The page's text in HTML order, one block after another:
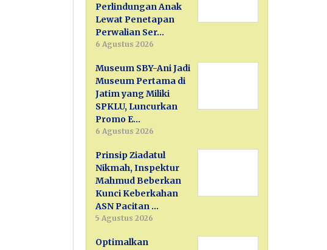
Perlindungan Anak
Lewat Penetapan
Perwalian Ser…
6 Agustus 2026
Museum SBY-Ani Jadi
Museum Pertama di
Jatim yang Miliki
SPKLU, Luncurkan
Promo E…
6 Agustus 2026
Prinsip Ziadatul
Nikmah, Inspektur
Mahmud Beberkan
Kunci Keberkahan
ASN Pacitan …
5 Agustus 2026
Optimalkan